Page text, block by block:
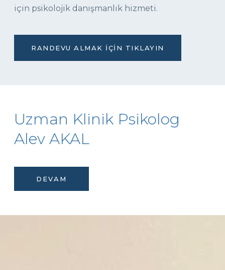
için psikolojik danışmanlık hizmeti.
RANDEVU ALMAK İÇIN TIKLAYIN
Uzman Klinik Psikolog
Alev AKAL
DEVAM